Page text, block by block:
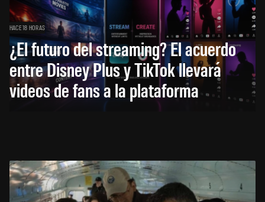
HACE 18 HORAS
¿El futuro del streaming? El acuerdo
entre Disney Plus y TikTok llevará
videos de fans a la plataforma